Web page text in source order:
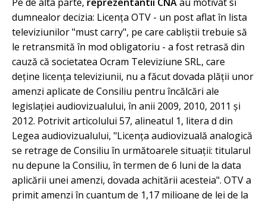
dumnealor decizia: Licenţa OTV - un post aflat în lista
televiziunilor "must carry", pe care cabliştii trebuie să
le retransmită în mod obligatoriu - a fost retrasă din
cauză că societatea Ocram Televiziune SRL, care
deţine licenţa televiziunii, nu a făcut dovada plăţii unor
amenzi aplicate de Consiliu pentru încălcări ale
legislaţiei audiovizualului, în anii 2009, 2010, 2011 şi
2012. Potrivit articolului 57, alineatul 1, litera d din
Legea audiovizualului, "Licenţa audiovizuală analogică
se retrage de Consiliu în următoarele situaţii: titularul
nu depune la Consiliu, în termen de 6 luni de la data
aplicării unei amenzi, dovada achitării acesteia". OTV a
primit amenzi în cuantum de 1,17 milioane de lei de la